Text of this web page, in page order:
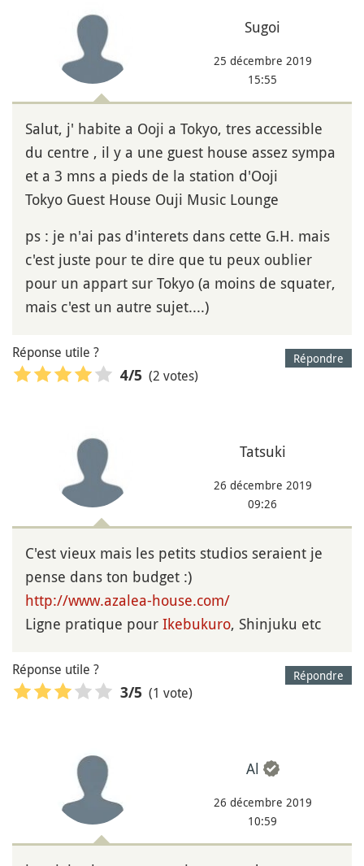
Sugoi
25 décembre 2019
15:55
Salut, j' habite a Ooji a Tokyo, tres accessible
du centre , il y a une guest house assez sympa
et a 3 mns a pieds de la station d'Ooji
Tokyo Guest House Ouji Music Lounge
ps : je n'ai pas d'interets dans cette G.H. mais
c'est juste pour te dire que tu peux oublier
pour un appart sur Tokyo (a moins de squater,
mais c'est un autre sujet....)
Répondre
Réponse utile ?
4/5 (2 votes)
Tatsuki
26 décembre 2019
09:26
C'est vieux mais les petits studios seraient je
pense dans ton budget :)
http://www.azalea-house.com/
Ligne pratique pour Ikebukuro, Shinjuku etc
Répondre
Réponse utile ?
3/5 (1 vote)
Al
26 décembre 2019
10:59